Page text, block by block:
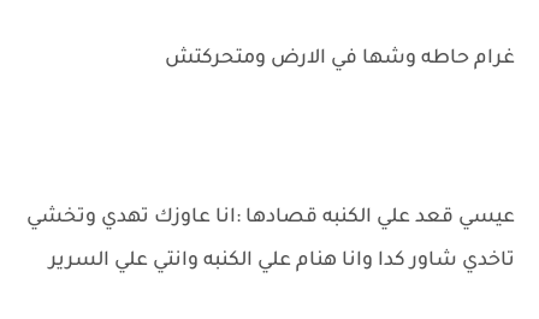
غرام حاطه وشها في الارض ومتحركتش
عيسي قعد علي الكنبه قصادها :انا عاوزك تهدي وتخشي
تاخدي شاور كدا وانا هنام علي الكنبه وانتي علي السرير